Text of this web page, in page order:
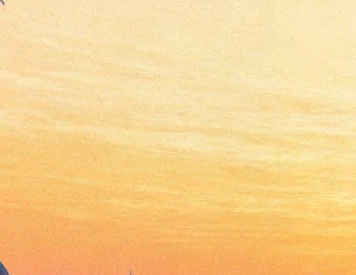
Дело в отношении директора
Новосибирского театра
оперы и балета по опере
"Тангейзер" прекращено
Версия для печати